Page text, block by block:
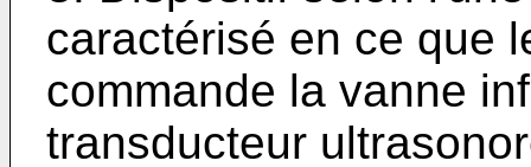
caractérisé en ce que
commande la vanne
transducteur